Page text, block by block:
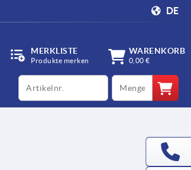
DE
MERKLISTE
Produkte merken
WARENKORB
0,00 €
productCode qty